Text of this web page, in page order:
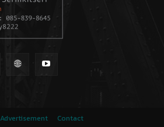
Advertisement Contact